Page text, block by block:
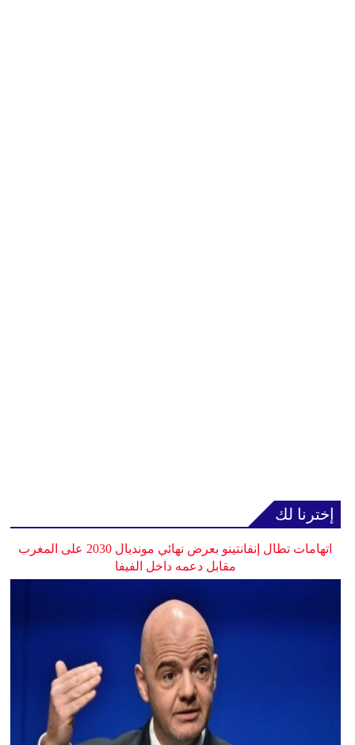
إخترنا لك
اتهامات تطال إنفانتينو بعرض نهائي مونديال 2030 على المغرب
مقابل دعمه داخل الفيفا